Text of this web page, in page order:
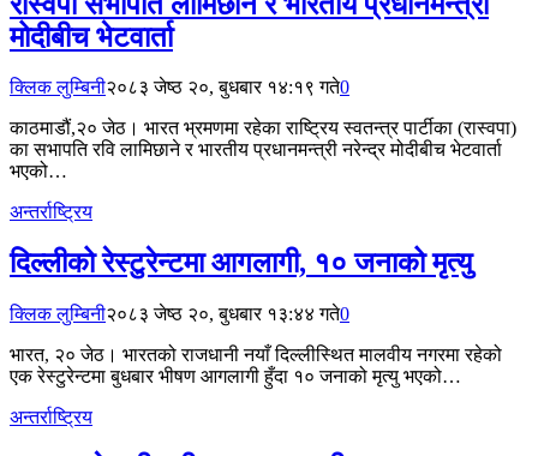
मोदीबीच भेटवार्ता
क्लिक लुम्बिनी२०८३ जेष्ठ २०, बुधबार १४:१९ गते0
काठमाडौं,२० जेठ। भारत भ्रमणमा रहेका राष्ट्रिय स्वतन्त्र पार्टीका (रास्वपा)
का सभापति रवि लामिछाने र भारतीय प्रधानमन्त्री नरेन्द्र मोदीबीच भेटवार्ता
भएको…
अन्तर्राष्ट्रिय
दिल्लीको रेस्टुरेन्टमा आगलागी, १० जनाको मृत्यु
क्लिक लुम्बिनी२०८३ जेष्ठ २०, बुधबार १३:४४ गते0
भारत, २० जेठ। भारतको राजधानी नयाँ दिल्लीस्थित मालवीय नगरमा रहेको
एक रेस्टुरेन्टमा बुधबार भीषण आगलागी हुँदा १० जनाको मृत्यु भएको…
अन्तर्राष्ट्रिय